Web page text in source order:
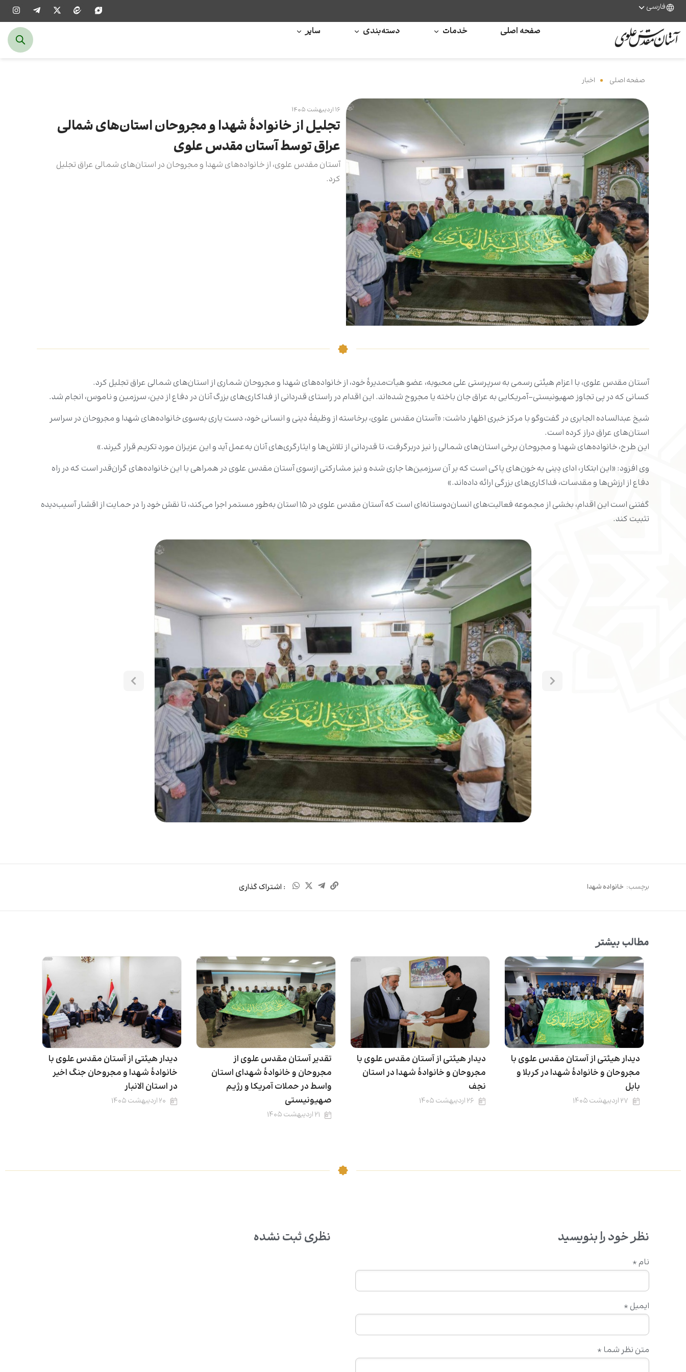
فارسی
صفحه اصلی خدمات دسته‌بندی سایر
صفحه اصلی اخبار
۱۶ اردیبهشت ۱۴۰۵
تجلیل از خانوادۀ شهدا و مجروحان استان‌های شمالی
عراق توسط آستان مقدس علوی
آستان مقدس علوی، از خانواده‌های شهدا و مجروحان در استان‌های شمالی عراق تجلیل
کرد.
آستان مقدس علوی، با اعزام هیئتی رسمی به سرپرستی علی محبوبه، عضو هیأت‌مدیرۀ خود، از خانواده‌های شهدا و مجروحان شماری از استان‌های شمالی عراق تجلیل کرد.
کسانی که در پی تجاوز صهیونیستی-آمریکایی به عراق جان باخته یا مجروح شده‌اند. این اقدام در راستای قدردانی از فداکاری‌های بزرگ آنان در دفاع از دین، سرزمین و ناموس، انجام شد.
شیخ عبدالساده الجابری در گفت‌وگو با مرکز خبری اظهار داشت: «آستان مقدس علوی، برخاسته از وظیفۀ دینی و انسانی خود، دست یاری به‌سوی خانواده‌های شهدا و مجروحان در سراسر
استان‌های عراق دراز کرده است.
این طرح، خانواده‌های شهدا و مجروحان برخی استان‌های شمالی را نیز دربرگرفت، تا قدردانی از تلاش‌ها و ایثارگری‌های آنان به‌عمل آید و این عزیزان مورد تکریم قرار گیرند.»
وی افزود: «این ابتکار، ادای دِینی به خون‌های پاکی است که بر آن سرزمین‌ها جاری شده و نیز مشارکتی ازسوی آستان مقدس علوی در همراهی با این خانواده‌های گران‌قدر است که در راه
دفاع از ارزش‌ها و مقدسات، فداکاری‌های بزرگی ارائه داده‌اند.»
گفتنی است این اقدام، بخشی از مجموعه فعالیت‌های انسان‌دوستانه‌ای است که آستان مقدس علوی در ۱۵ استان به‌طور مستمر اجرا می‌کند، تا نقش خود را در حمایت از اقشار آسیب‌دیده
تثبیت کند.
برچسب: خانواده شهدا : اشتراک گذاری
مطالب بیشتر
دیدار هیئتی از آستان مقدس علوی با
مجروحان و خانوادۀ شهدا در کربلا و
بابل
۲۷ اردیبهشت ۱۴۰۵
دیدار هیئتی از آستان مقدس علوی با
مجروحان و خانوادۀ شهدا در استان
نجف
۲۶ اردیبهشت ۱۴۰۵
تقدیر آستان مقدس علوی از
مجروحان و خانوادۀ شهدای استان
واسط در حملات آمریکا و رژیم
صهیونیستی
۲۱ اردیبهشت ۱۴۰۵
دیدار هیئتی از آستان مقدس علوی با
خانوادۀ شهدا و مجروحان جنگ اخیر
در استان الانبار
۲۰ اردیبهشت ۱۴۰۵
نظر خود را بنویسید
متن نظر شما *
نام *
ایمیل *
نظری ثبت نشده